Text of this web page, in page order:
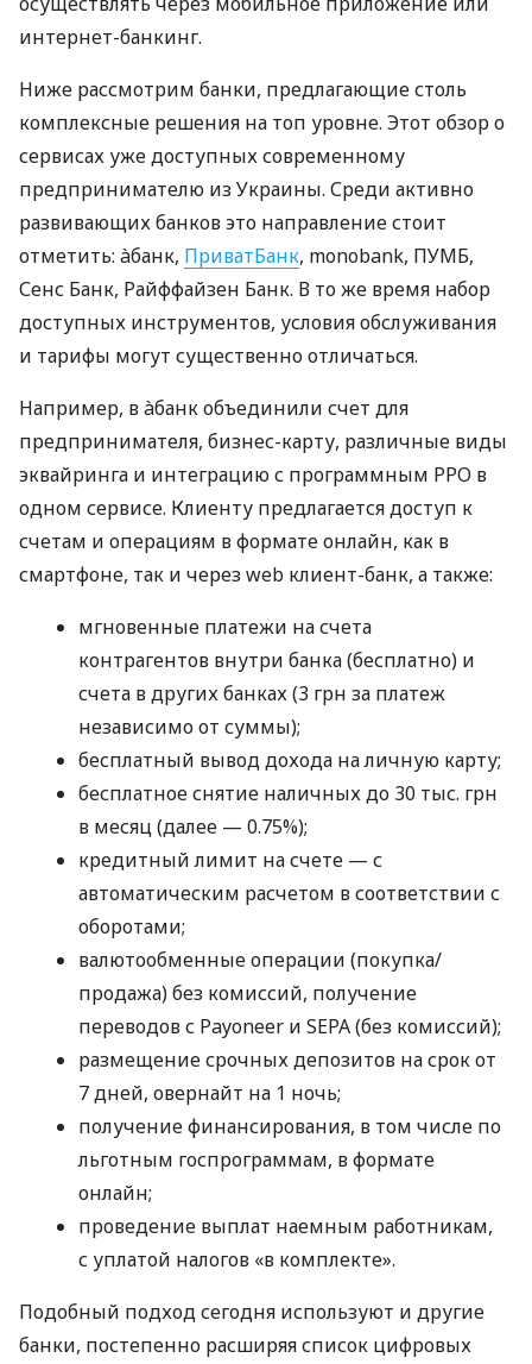
интернет-банкинг.
Ниже рассмотрим банки, предлагающие столь
комплексные решения на топ уровне. Этот обзор о
сервисах уже доступных современному
предпринимателю из Украины. Среди активно
развивающих банков это направление стоит
отметить: àбанк, ПриватБанк, monobank, ПУМБ,
Сенс Банк, Райффайзен Банк. В то же время набор
доступных инструментов, условия обслуживания
и тарифы могут существенно отличаться.
Например, в àбанк объединили счет для
предпринимателя, бизнес-карту, различные виды
эквайринга и интеграцию с программным РРО в
одном сервисе. Клиенту предлагается доступ к
счетам и операциям в формате онлайн, как в
смартфоне, так и через web клиент-банк, а также:
мгновенные платежи на счета
контрагентов внутри банка (бесплатно) и
счета в других банках (3 грн за платеж
независимо от суммы);
бесплатный вывод дохода на личную карту;
бесплатное снятие наличных до 30 тыс. грн
в месяц (далее — 0.75%);
кредитный лимит на счете — с
автоматическим расчетом в соответствии с
оборотами;
валютообменные операции (покупка/
продажа) без комиссий, получение
переводов с Payoneer и SEPA (без комиссий);
размещение срочных депозитов на срок от
7 дней, овернайт на 1 ночь;
получение финансирования, в том числе по
льготным госпрограммам, в формате
онлайн;
проведение выплат наемным работникам,
с уплатой налогов «в комплекте».
Подобный подход сегодня используют и другие
банки, постепенно расширяя список цифровых